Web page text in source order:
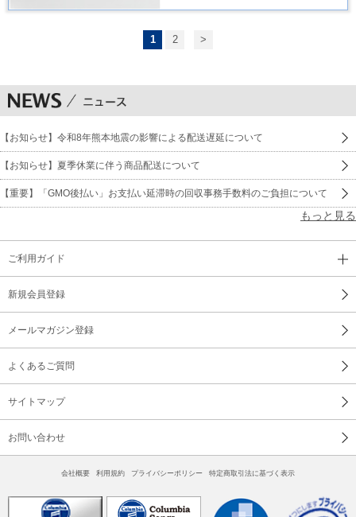
1 2 >
【お知らせ】令和8年熊本地震の影響による配送遅延について
【お知らせ】夏季休業に伴う商品配送について
【重要】「GMO後払い」お支払い延滞時の回収事務手数料のご負担について
もっと見る
ご利用ガイド
新規会員登録
メールマガジン登録
よくあるご質問
サイトマップ
お問い合わせ
会社概要 利用規約 プライバシーポリシー 特定商取引法に基づく表示